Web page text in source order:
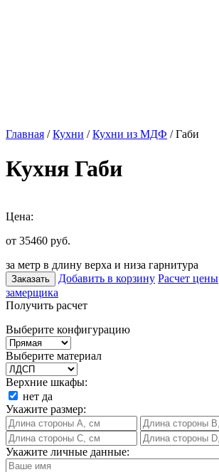
Главная /Кухни /Кухни из МДФ / Габи
Кухня Габи
Цена:
от 35460 руб.
за метр в длину верха и низа гарнитура
Заказать Добавить в корзину Расчет цены
замерщика
Получить расчет
Выберите конфигурацию
Выберите материал
Верхние шкафы:
нет да
Укажите размер:
Укажите личные данные: